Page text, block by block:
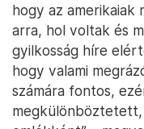
hogy az amerikaiak
arra, hol voltak és
gyilkosság híre
hogy valami
számára fontos,